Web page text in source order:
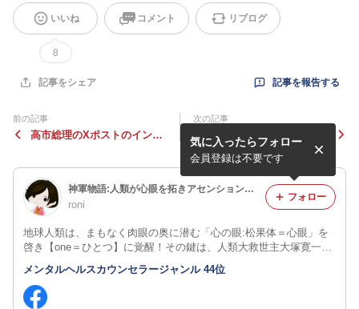
いいね
8
コメント リブログ
記事をシェア 記事を報告する
前の記事
高市総理のXポストのインプ
来ない人数♥
次の記事
昭和21年♣月の生活費500円
の内容にいろいろ驚く！配給
と、インフレと、飢えと、闇
権力！
神軍物語:人類が心眼を拓きアセンションする鍵は、人類大救世主大塚寛一先生の秘蔵書「暗夜の光明」の中にあった‼️
roni
地球人類は、まもなく肉眼の奥に潜む「心の眼:松果体＝心眼」を
啓き【one＝ひとつ】に覚醒！その鍵は、人類大救世主大塚寛一先
生人類秘蔵書『暗夜の光明』(1936年発刊80年後ロニ復刻）記載
【神軍】の役割にあり❗アンドロメダ銀河出身ロニと共に地上天国
を築きましょう‼️
気に入ったらフォロー
会員登録は不要です
フォロー
メンタルヘルスカウンセラージャンル 44位